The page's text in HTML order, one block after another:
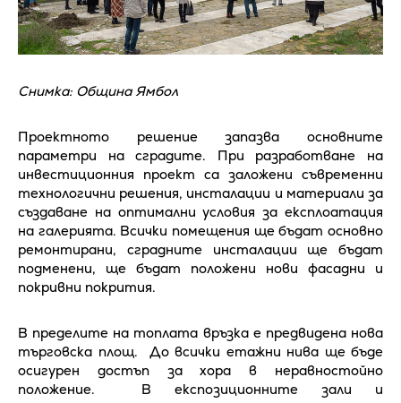
Снимка: Община Ямбол
Проектното решение запазва основните
параметри на сградите. При разработване на
инвестиционния проект са заложени съвременни
технологични решения, инсталации и материали за
създаване на оптимални условия за експлоатация
на галерията. Всички помещения ще бъдат основно
ремонтирани, сградните инсталации ще бъдат
подменени, ще бъдат положени нови фасадни и
покривни покрития.
В пределите на топлата връзка е предвидена нова
търговска площ. До всички етажни нива ще бъде
осигурен достъп за хора в неравностойно
положение. В експозиционните зали и